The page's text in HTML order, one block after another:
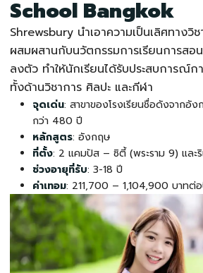
School Bangkok
Shrewsbury นำเอาความเป็นเลิศทางวิ
ผสมผสานกับนวัตกรรมการเรียนการสอ
ลงตัว ทำให้นักเรียนได้รับประสบการณ์ก
ทั้งด้านวิชาการ ศิลปะ และกีฬา
จุดเด่น: สาขาของโรงเรียนชื่อดังจากอั
กว่า 480 ปี
หลักสูตร: อังกฤษ
ที่ตั้ง: 2 แคมปัส – ซิตี้ (พระราม 9) และ
ช่วงอายุที่รับ: 3-18 ปี
ค่าเทอม: 211,700 – 1,104,900 บาทต่